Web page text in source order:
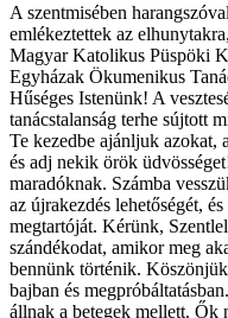
A szentmisében
emlékeztettek az
Magyar Katolikus Püspöki
Egyházak Ökumenikus
Hűséges Istenünk! A
tanácstalanság terhe sújtott
Te kezedbe ajánljuk azokat,
és adj nekik örök
maradóknak. Számba
az újrakezdés lehetőségét,
megtartóját. Kérünk,
szándékodat, amikor meg
bennünk történik.
bajban és
állnak a betegek mellett. Ők